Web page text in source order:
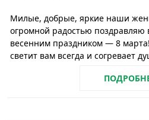
Милые, добрые, яркие наши
огромной радостью поздравляю
весенним праздником — 8
светит вам всегда и согревает